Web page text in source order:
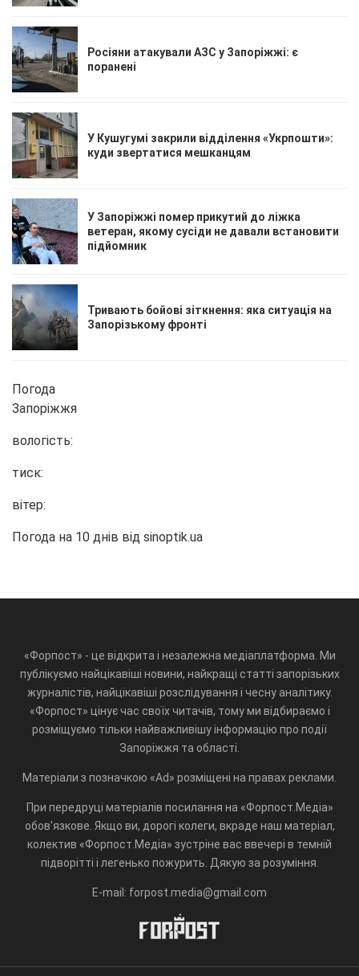
Росіяни атакували АЗС у Запоріжжі: є
поранені
У Кушугумі закрили відділення «Укрпошти»:
куди звертатися мешканцям
У Запоріжжі помер прикутий до ліжка
ветеран, якому сусіди не давали встановити
підйомник
Тривають бойові зіткнення: яка ситуація на
Запорізькому фронті
Погода
Запоріжжя
вологість:
тиск:
вітер:
Погода на 10 днів від sinoptik.ua
«Форпост» - це відкрита і незалежна медіаплатформа. Ми
публікуємо найцікавіші новини, найкращі статті запорізьких
журналістів, найцікавіші розслідування і чесну аналітику.
«Форпост» цінує час своїх читачів, тому ми відбираємо і
розміщуємо тільки найважливішу інформацію про події
Запоріжжя та області.
Матеріали з позначкою «Ad» розміщені на правах реклами.
При передруці матеріалів посилання на «Форпост.Медіа»
обов'язкове. Якщо ви, дорогі колеги, вкраде наш матеріал,
колектив «Форпост.Медіа» зустріне вас ввечері в темній
підворітті і легенько пожурить. Дякую за розуміння.
E-mail: forpost.media@gmail.com